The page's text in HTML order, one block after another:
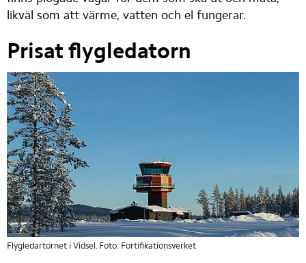
likväl som att värme, vatten och el fungerar.
Prisat flygledatorn
Flygledartornet i Vidsel. Foto: Fortifikationsverket